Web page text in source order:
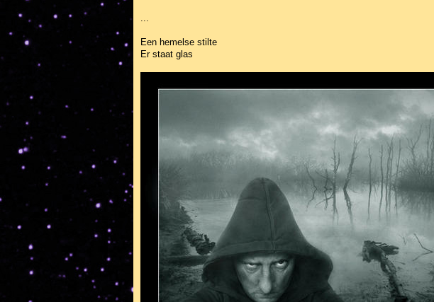
Een hemelse stilte
Er staat glas